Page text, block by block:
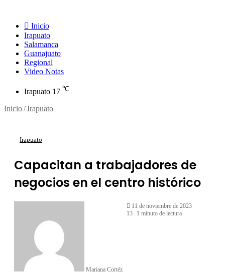
Inicio
Irapuato
Salamanca
Guanajuato
Regional
Video Notas
Irapuato 17 ℃
Inicio/Irapuato
Irapuato
Capacitan a trabajadores de
negocios en el centro histórico
Mariana Cortéz
11 de noviembre de 2023
13
1 minuto de lectura